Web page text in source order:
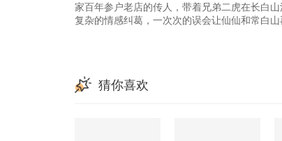
家百年参户老店的传人，带着兄弟二虎在长白
复杂的情感纠葛，一次次的误会让仙仙和常白
猜你喜欢